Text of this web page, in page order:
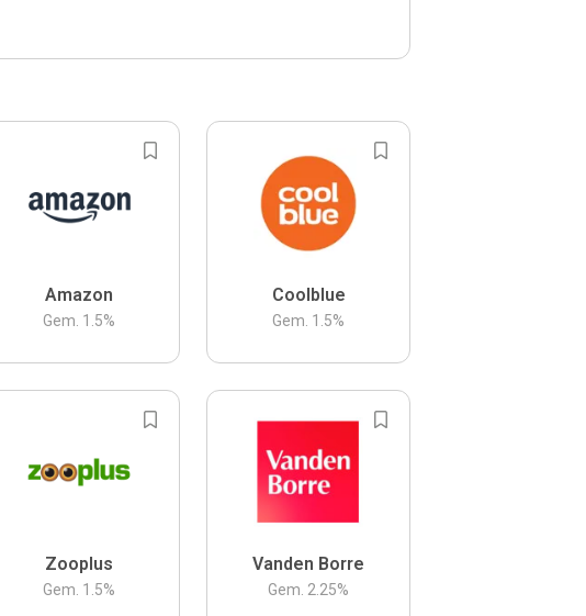
Amazon
Gem. 1.5%
Coolblue
Gem. 1.5%
Zooplus
Gem. 1.5%
Vanden Borre
Gem. 2.25%